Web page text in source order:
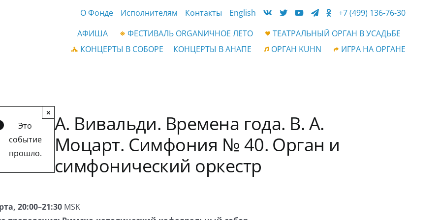
О Фонде Исполнителям Контакты English
+7 (499) 136-76-30
АФИША
ФЕСТИВАЛЬ ORGANИЧНОЕ ЛЕТО
ТЕАТРАЛЬНЫЙ ОРГАН В УСАДЬБЕ
КОНЦЕРТЫ В СОБОРЕ
КОНЦЕРТЫ В АНАПЕ ОРГАН KUHN ИГРА НА ОРГАНЕ
Это
событие
прошло.
× А. Вивальди. Времена года. В. А.
Моцарт. Симфония № 40. Орган и
симфонический оркестр
20:00–21:30 MSK